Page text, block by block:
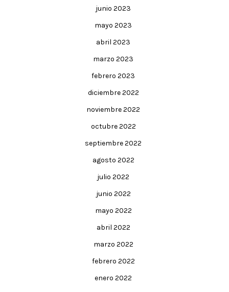
junio 2023
mayo 2023
abril 2023
marzo 2023
febrero 2023
diciembre 2022
noviembre 2022
octubre 2022
septiembre 2022
agosto 2022
julio 2022
junio 2022
mayo 2022
abril 2022
marzo 2022
febrero 2022
enero 2022